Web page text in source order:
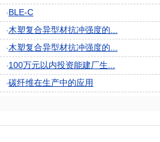
·BLE-C
·木塑复合异型材抗冲强度的...
·木塑复合异型材抗冲强度的...
·100万元以内投资能建厂生...
·碳纤维在生产中的应用